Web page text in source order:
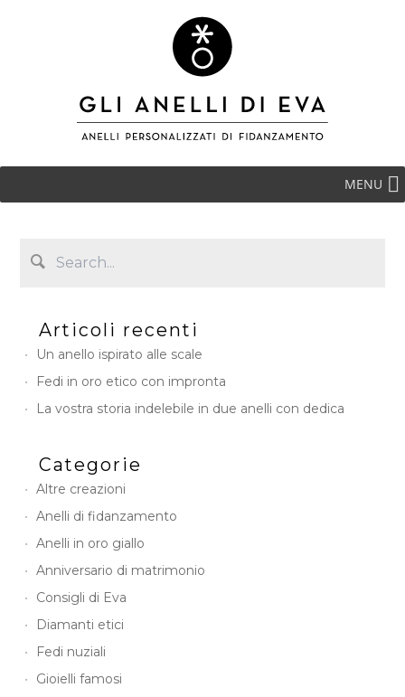
MENU
Articoli recenti
Un anello ispirato alle scale
Fedi in oro etico con impronta
La vostra storia indelebile in due anelli con dedica
Categorie
Altre creazioni
Anelli di fidanzamento
Anelli in oro giallo
Anniversario di matrimonio
Consigli di Eva
Diamanti etici
Fedi nuziali
Gioielli famosi